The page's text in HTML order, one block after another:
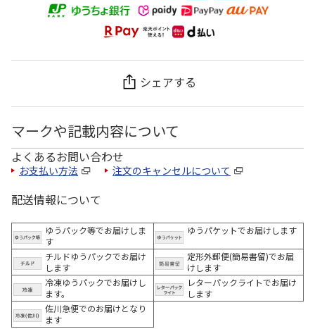
シェアする
マークや記載内容について
よくあるお問い合わせ
お支払い方法 注文のキャンセルについて
配送情報について
ゆうパック等でお届けしま
す
ゆうパケットでお届けします
チルドゆうパックでお届け
します
定形外郵便(簡易書留)でお届
けします
冷凍ゆうパックでお届けし
ます。
レターパックライトでお届け
します
佐川急便でのお届けとなり
ます